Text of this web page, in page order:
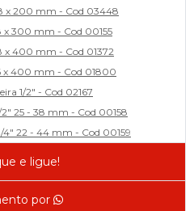
x 200 mm - Cod 03448
300 mm - Cod 00155
x 400 mm - Cod 01372
x 400 mm - Cod 01800
1/2" - Cod 02167
25 - 38 mm - Cod 00158
4" 22 - 44 mm - Cod 00159
- 22 - Cod 02585
- 57 - Cod 02471
e ligue!
por